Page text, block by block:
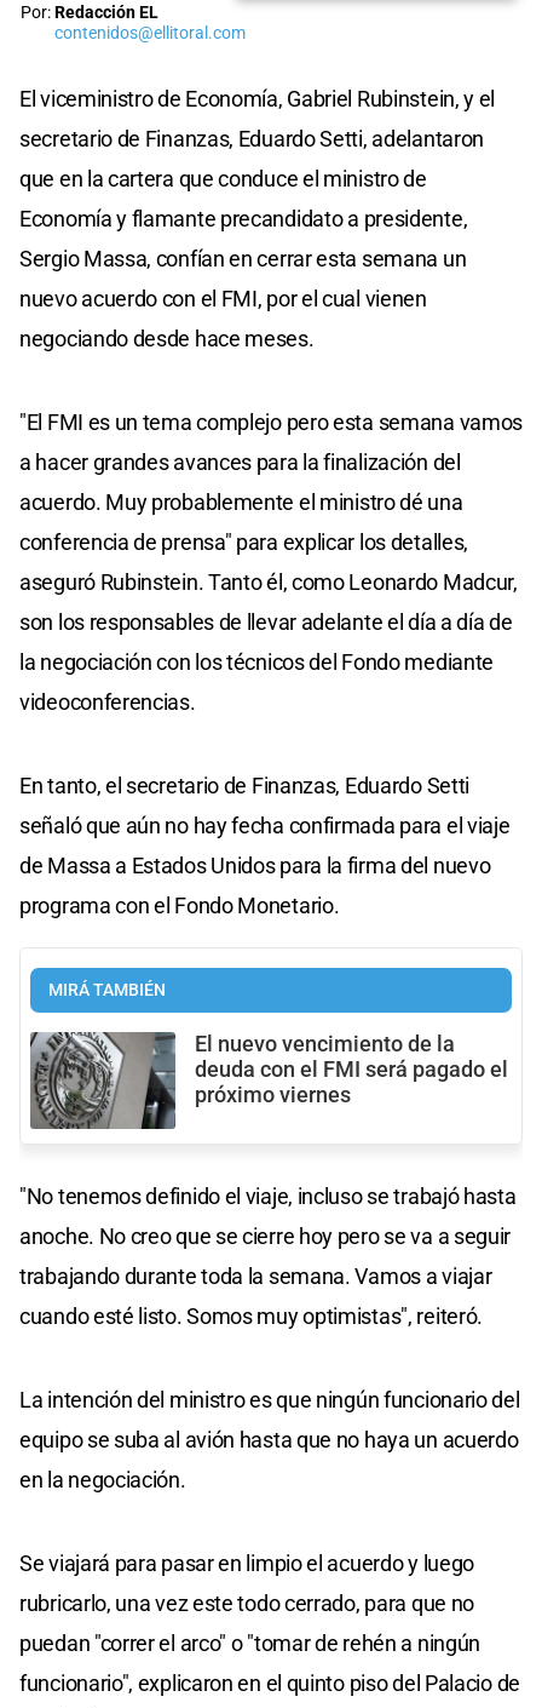
Por:Redacción EL
contenidos@ellitoral.com
El viceministro de Economía, Gabriel Rubinstein, y el
secretario de Finanzas, Eduardo Setti, adelantaron
que en la cartera que conduce el ministro de
Economía y flamante precandidato a presidente,
Sergio Massa, confían en cerrar esta semana un
nuevo acuerdo con el FMI, por el cual vienen
negociando desde hace meses.
"El FMI es un tema complejo pero esta semana vamos
a hacer grandes avances para la finalización del
acuerdo. Muy probablemente el ministro dé una
conferencia de prensa" para explicar los detalles,
aseguró Rubinstein. Tanto él, como Leonardo Madcur,
son los responsables de llevar adelante el día a día de
la negociación con los técnicos del Fondo mediante
videoconferencias.
En tanto, el secretario de Finanzas, Eduardo Setti
señaló que aún no hay fecha confirmada para el viaje
de Massa a Estados Unidos para la firma del nuevo
programa con el Fondo Monetario.
MIRÁ TAMBIÉN
El nuevo vencimiento de la
deuda con el FMI será pagado el
próximo viernes
"No tenemos definido el viaje, incluso se trabajó hasta
anoche. No creo que se cierre hoy pero se va a seguir
trabajando durante toda la semana. Vamos a viajar
cuando esté listo. Somos muy optimistas", reiteró.
La intención del ministro es que ningún funcionario del
equipo se suba al avión hasta que no haya un acuerdo
en la negociación.
Se viajará para pasar en limpio el acuerdo y luego
rubricarlo, una vez este todo cerrado, para que no
puedan "correr el arco" o "tomar de rehén a ningún
funcionario", explicaron en el quinto piso del Palacio de